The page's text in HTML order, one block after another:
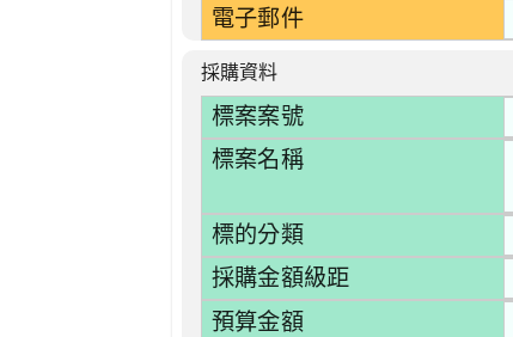
電子郵件
採購資料
標案案號
標案名稱
標的分類
採購金額級距
預算金額